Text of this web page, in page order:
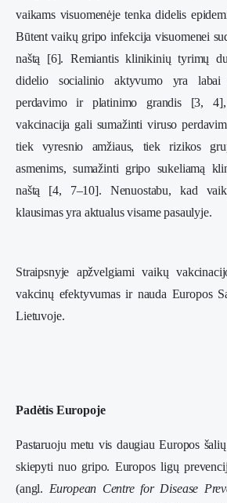
vaikams visuomenėje tenka didelis
Būtent vaikų gripo infekcija visuomenei
naštą [6]. Remiantis klinikinių tyrimų
didelio socialinio aktyvumo yra
perdavimo ir platinimo grandis [3,
vakcinacija gali sumažinti viruso
tiek vyresnio amžiaus, tiek rizikos
asmenims, sumažinti gripo sukeliamą
naštą [4, 7–10]. Nenuostabu, kad
klausimas yra aktualus visame pasaulyje.
Straipsnyje apžvelgiami vaikų
vakcinų efektyvumas ir nauda Europos
Lietuvoje.
Padėtis Europoje
Pastaruoju metu vis daugiau Europos
skiepyti nuo gripo. Europos ligų
(angl. European Centre for Disease